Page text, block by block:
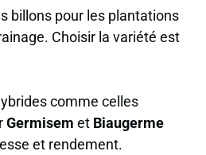
billons pour les plantations
Choisir la variété est
comme celles
Germisem et Biaugerme
et rendement.